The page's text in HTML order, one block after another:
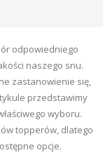
odpowiedniego
naszego snu.
zastanowienie się,
przedstawimy
wyboru.
topperów, dlatego
opcje.